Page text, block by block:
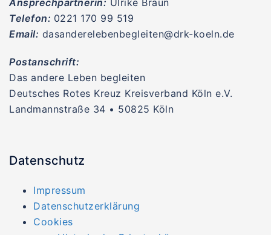
Telefon: 0221 170 99 519
Email: dasanderelebenbegleiten@drk-koeln.de
Postanschrift:
Das andere Leben begleiten
Deutsches Rotes Kreuz Kreisverband Köln e.V.
Landmannstraße 34 • 50825 Köln
Datenschutz
Impressum
Datenschutzerklärung
Cookies